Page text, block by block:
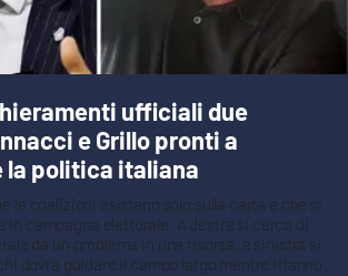
ufficiali due
e Grillo pronti a
la politica italiana
le coalizioni esistano solo sulla carta e che si
in campagna elettorale. A destra si cerca di
da un problema in una risorsa, a sinistra si
dovrà guidare il campo largo mentre rifanno